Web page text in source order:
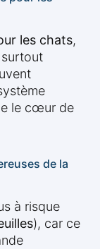
les chats,
le cœur de
de la
à risque
), car ce